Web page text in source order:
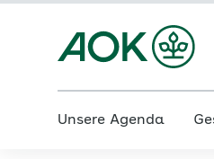
Unsere Agenda